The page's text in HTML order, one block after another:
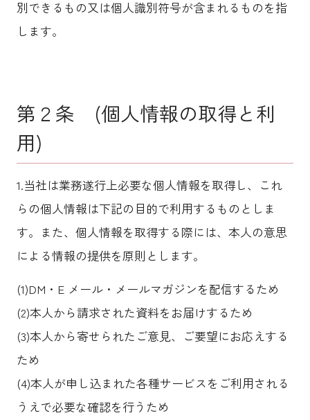
別できるもの又は個人識別符号が含まれるものを指
します。
第２条 (個人情報の取得と利
用)
1.当社は業務遂行上必要な個人情報を取得し、これ
らの個人情報は下記の目的で利用するものとしま
す。また、個人情報を取得する際には、本人の意思
による情報の提供を原則とします。
(1)DM・E メール・メールマガジンを配信するため
(2)本人から請求された資料をお届けするため
(3)本人から寄せられたご意見、ご要望にお応えする
ため
(4)本人が申し込まれた各種サービスをご利用される
うえで必要な確認を行うため